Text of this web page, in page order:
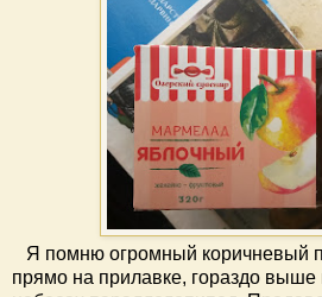
Я помню огромный коричневый
прямо на прилавке, гораздо выше